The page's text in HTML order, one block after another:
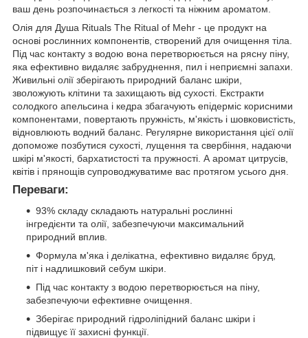
ваш день розпочинається з легкості та ніжним ароматом.
Олія для Душа Rituals The Ritual of Mehr - це продукт на
основі рослинних компонентів, створений для очищення тіла.
Під час контакту з водою вона перетворюється на рясну піну,
яка ефективно видаляє забруднення, пил і неприємні запахи.
Живильні олії зберігають природний баланс шкіри,
зволожують клітини та захищають від сухості. Екстракти
солодкого апельсина і кедра збагачують епідерміс корисними
компонентами, повертають пружність, м'якість і шовковистість,
відновлюють водний баланс. Регулярне використання цієї олії
допоможе позбутися сухості, лущення та свербіння, надаючи
шкірі м'якості, бархатистості та пружності. А аромат цитрусів,
квітів і прянощів супроводжуватиме вас протягом усього дня.
Переваги:
93% складу складають натуральні рослинні
інгредієнти та олії, забезпечуючи максимальний
природний вплив.
Формула м'яка і делікатна, ефективно видаляє бруд,
піт і надлишковий себум шкіри.
Під час контакту з водою перетворюється на піну,
забезпечуючи ефективне очищення.
Зберігає природний гідроліпідний баланс шкіри і
підвищує її захисні функції.